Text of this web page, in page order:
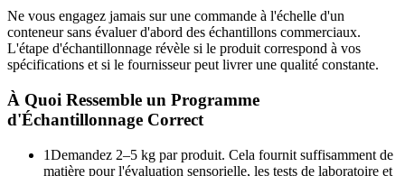
Ne vous engagez jamais sur une commande à l'échelle d'un
conteneur sans évaluer d'abord des échantillons commerciaux.
L'étape d'échantillonnage révèle si le produit correspond à vos
spécifications et si le fournisseur peut livrer une qualité constante.
À Quoi Ressemble un Programme
d'Échantillonnage Correct
1Demandez 2–5 kg par produit. Cela fournit suffisamment de
matière pour l'évaluation sensorielle, les tests de laboratoire et